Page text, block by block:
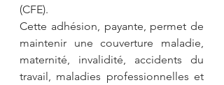
(CFE).
Cette adhésion, payante, permet de
maintenir une couverture maladie,
maternité, invalidité, accidents du
travail, maladies professionnelles et